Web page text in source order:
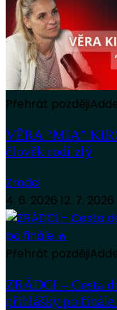
Přehrát později
VĚRA “MIA”
člověk rodí zlý
Zradci
4. 6. 2026 12. 7. 2026
Přehrát později
ZRÁDCI – Cesta
přihlášky po finále